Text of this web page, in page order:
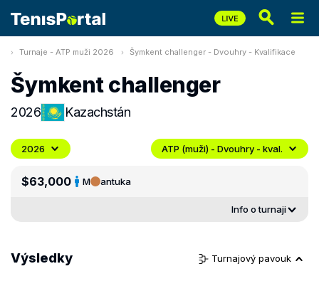
Turnaje - ATP muži 2026 Šymkent challenger - Dvouhry - Kvalifikace
Šymkent challenger
2026 Kazachstán
2026 ATP (muži) - Dvouhry - kval.
$63,000 M antuka
Info o turnaji
Výsledky Turnajový pavouk